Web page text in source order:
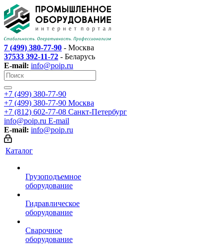
7 (499) 380-77-90 - Москва
37533 392-11-72 - Беларусь
E-mail: info@poip.ru
+7 (499) 380-77-90
+7 (499) 380-77-90 Москва
+7 (812) 602-77-08 Санкт-Петербург
info@poip.ru E-mail
E-mail: info@poip.ru
Каталог
Грузоподъемное
оборудование
Гидравлическое
оборудование
Сварочное
оборудование